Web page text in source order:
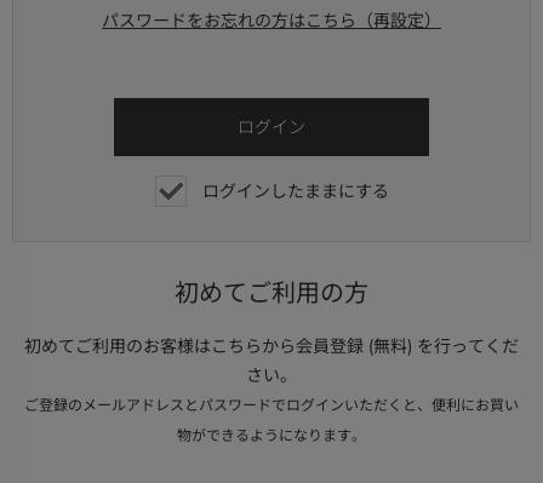
パスワードをお忘れの方はこちら（再設定）
ログインしたままにする
初めてご利用の方
初めてご利用のお客様はこちらから会員登録 (無料) を行ってくだ
さい。
ご登録のメールアドレスとパスワードでログインいただくと、便利にお買い
物ができるようになります。